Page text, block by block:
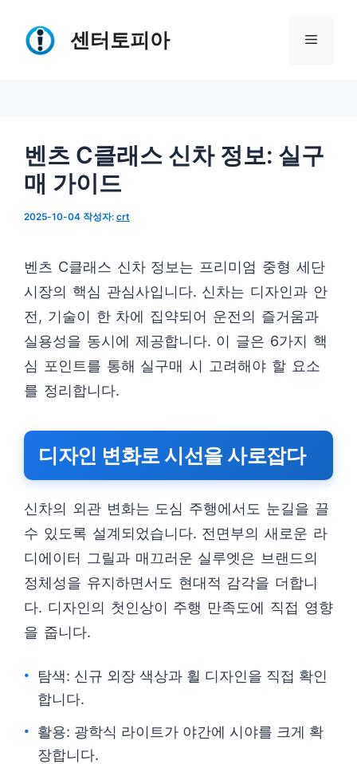
센터토피아 메
벤츠 C클래스 신차 정보: 실구
매 가이드
2025-10-04 작성자: crt
벤츠 C클래스 신차 정보는 프리미엄 중형 세단
시장의 핵심 관심사입니다. 신차는 디자인과 안
전, 기술이 한 차에 집약되어 운전의 즐거움과
실용성을 동시에 제공합니다. 이 글은 6가지 핵
심 포인트를 통해 실구매 시 고려해야 할 요소
를 정리합니다.
디자인 변화로 시선을 사로잡다
신차의 외관 변화는 도심 주행에서도 눈길을 끌
수 있도록 설계되었습니다. 전면부의 새로운 라
디에이터 그릴과 매끄러운 실루엣은 브랜드의
정체성을 유지하면서도 현대적 감각을 더합니
다. 디자인의 첫인상이 주행 만족도에 직접 영향
을 줍니다.
탐색: 신규 외장 색상과 휠 디자인을 직접 확인
합니다.
활용: 광학식 라이트가 야간에 시야를 크게 확
장합니다.